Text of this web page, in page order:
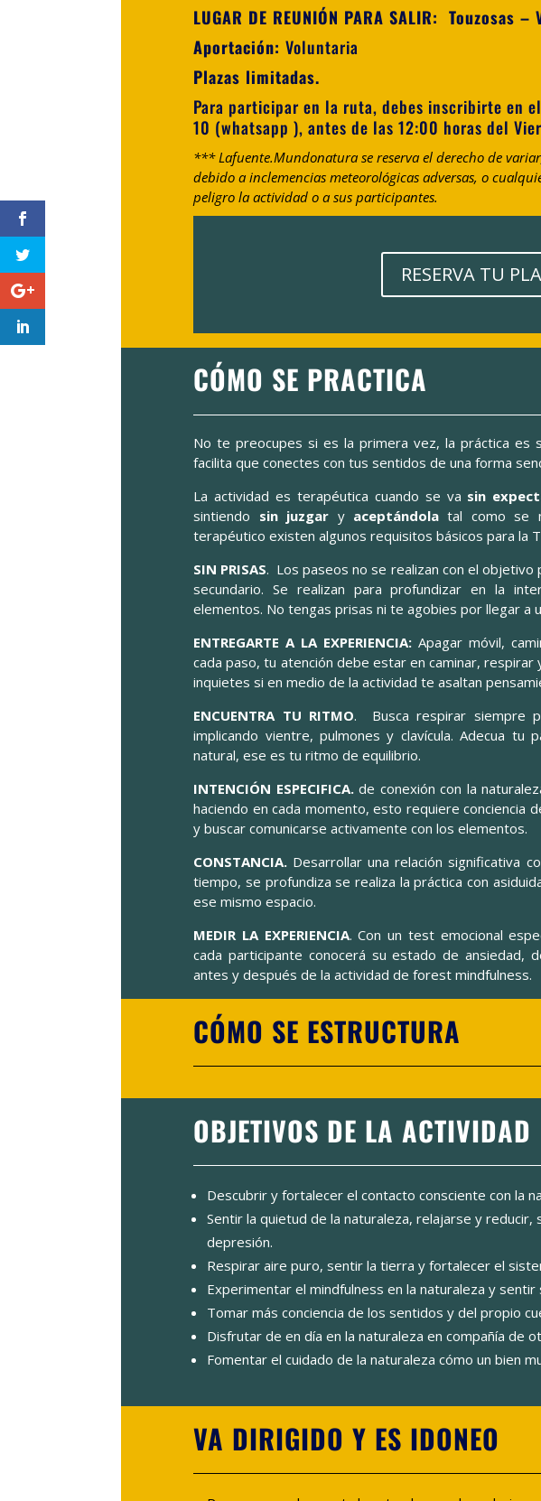
LUGAR DE REUNIÓN PARA SALIR: Touzosas –
Aportación:Voluntaria
Plazas limitadas.
Para participar en la ruta, debes inscribirte en
10 (whatsapp ), antes de las 12:00 horas del
*** Lafuente.Mundonatura se reserva el derecho de
debido a inclemencias meteorológicas adversas, o
peligro la actividad o a sus participantes.
RESERVA TU
CÓMO SE PRACTICA
No te preocupes si es la primera vez, la práctica es
facilita que conectes con tus sentidos de una forma
La actividad es terapéutica cuando se va sin
sintiendo sin juzgar y aceptándolatal como se
terapéutico existen algunos requisitos básicos para la
SIN PRISAS. Los paseos no se realizan con el objetivo
secundario. Se realizan para profundizar en la
elementos. No tengas prisas ni te agobies por llegar a
ENTREGARTE A LA EXPERIENCIA: Apagar móvil,
cada paso, tu atención debe estar en caminar,
inquietes si en medio de la actividad te asaltan
ENCUENTRA TU RITMO. Busca respirar siempre
implicando vientre, pulmones y clavícula. Adecua
natural, ese es tu ritmo de equilibrio.
INTENCIÓN ESPECIFICA.de conexión con la
haciendo en cada momento, esto requiere conciencia
y buscar comunicarse activamente con los elementos.
CONSTANCIA. Desarrollar una relación significativa
tiempo, se profundiza se realiza la práctica con
ese mismo espacio.
MEDIR LA EXPERIENCIA. Con un test emocional
cada participante conocerá su estado de ansiedad,
antes y después de la actividad de forest mindfulness.
CÓMO SE ESTRUCTURA
OBJETIVOS DE LA ACTIVIDAD
Descubrir y fortalecer el contacto consciente con la
Sentir la quietud de la naturaleza, relajarse y
depresión.
Respirar aire puro, sentir la tierra y fortalecer el
Experimentar el mindfulness en la naturaleza y sentir
Tomar más conciencia de los sentidos y del propio
Disfrutar de en día en la naturaleza en compañía de
Fomentar el cuidado de la naturaleza cómo un bien
VA DIRIGIDO Y ES IDONEO